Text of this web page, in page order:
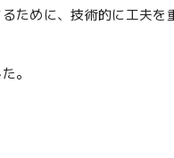
ために、技術的に工夫
。